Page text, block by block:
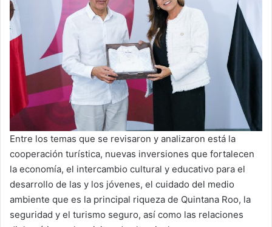
Entre los temas que se revisaron y analizaron está la
cooperación turística, nuevas inversiones que fortalecen
la economía, el intercambio cultural y educativo para el
desarrollo de las y los jóvenes, el cuidado del medio
ambiente que es la principal riqueza de Quintana Roo, la
seguridad y el turismo seguro, así como las relaciones